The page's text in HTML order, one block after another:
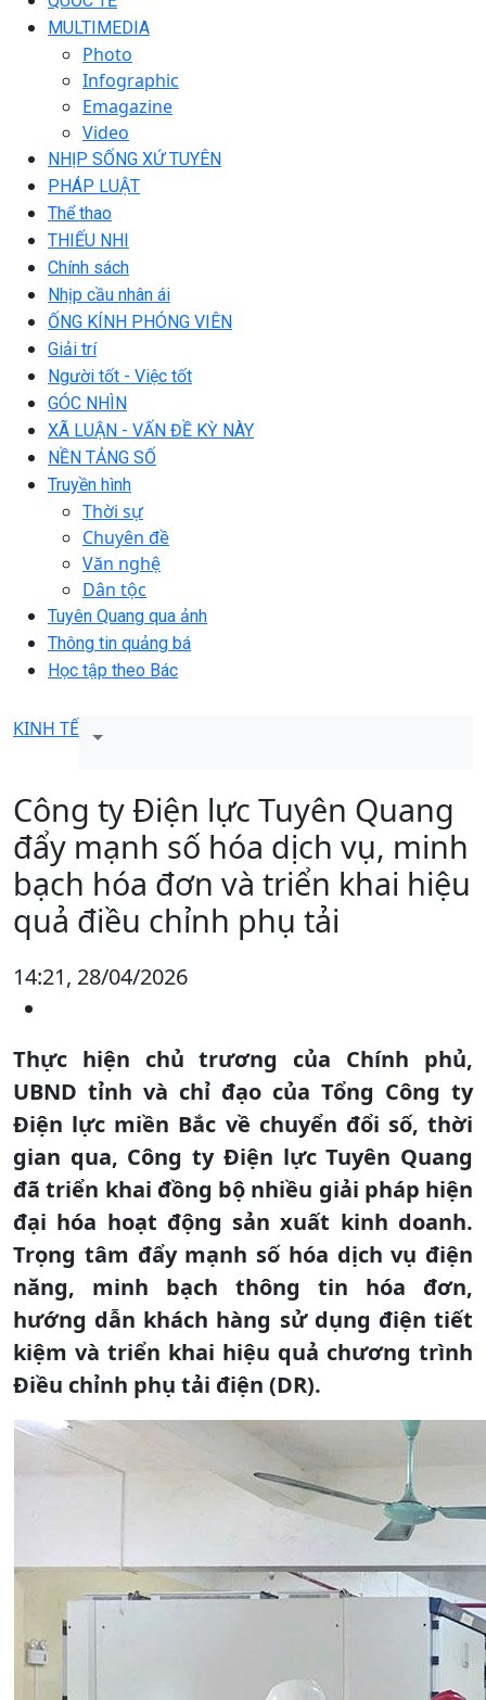
MULTIMEDIA
Photo
Infographic
Emagazine
Video
NHỊP SỐNG XỨ TUYÊN
PHÁP LUẬT
Thể thao
THIẾU NHI
Chính sách
Nhịp cầu nhân ái
ỐNG KÍNH PHÓNG VIÊN
Giải trí
Người tốt - Việc tốt
GÓC NHÌN
XÃ LUẬN - VẤN ĐỀ KỲ NÀY
NỀN TẢNG SỐ
Truyền hình
Thời sự
Chuyên đề
Văn nghệ
Dân tộc
Tuyên Quang qua ảnh
Thông tin quảng bá
Học tập theo Bác
KINH TẾ
Công ty Điện lực Tuyên Quang
đẩy mạnh số hóa dịch vụ, minh
bạch hóa đơn và triển khai hiệu
quả điều chỉnh phụ tải
14:21, 28/04/2026
Thực hiện chủ trương của Chính phủ,
UBND tỉnh và chỉ đạo của Tổng Công ty
Điện lực miền Bắc về chuyển đổi số, thời
gian qua, Công ty Điện lực Tuyên Quang
đã triển khai đồng bộ nhiều giải pháp hiện
đại hóa hoạt động sản xuất kinh doanh.
Trọng tâm đẩy mạnh số hóa dịch vụ điện
năng, minh bạch thông tin hóa đơn,
hướng dẫn khách hàng sử dụng điện tiết
kiệm và triển khai hiệu quả chương trình
Điều chỉnh phụ tải điện (DR).